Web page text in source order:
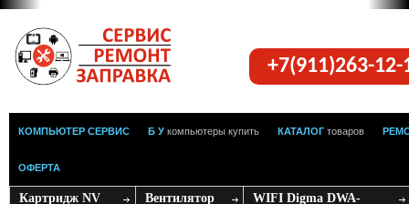
+7(911)263-
КОМПЬЮТЕР СЕРВИС Б У компьютеры купить КАТАЛОГ товаров
ОФЕРТА
Картридж NV
Вентилятор
WIFI Digma DWA-